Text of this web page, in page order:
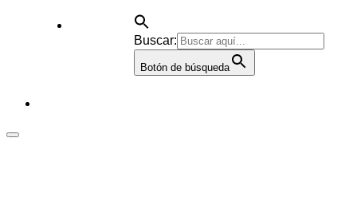
Buscar:
Botón de búsqueda